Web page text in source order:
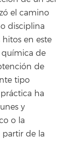
el camino
disciplina
en este
química de
de
tipo
ha
y
o la
partir de la